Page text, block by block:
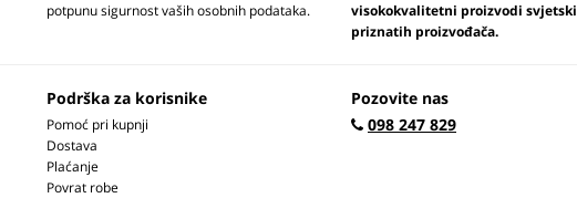
potpunu sigurnost vaših osobnih podataka.
visokokvalitetni proizvodi svjetski
priznatih proizvođača.
Podrška za korisnike
Pomoć pri kupnji
Dostava
Plaćanje
Povrat robe
Pozovite nas
098 247 829